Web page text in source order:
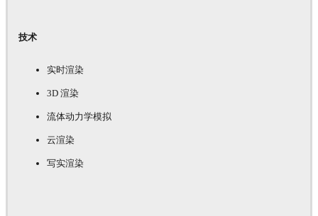
技术
实时渲染
3D 渲染
流体动力学模拟
云渲染
写实渲染